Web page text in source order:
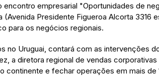
empresarial "Oportunidades de
Presidente Figueroa Alcorta 3316
para os negócios regionais.
Uruguai, contará com as intervenções
a diretora regional de vendas corporativas
continente e fechar operações em mais de